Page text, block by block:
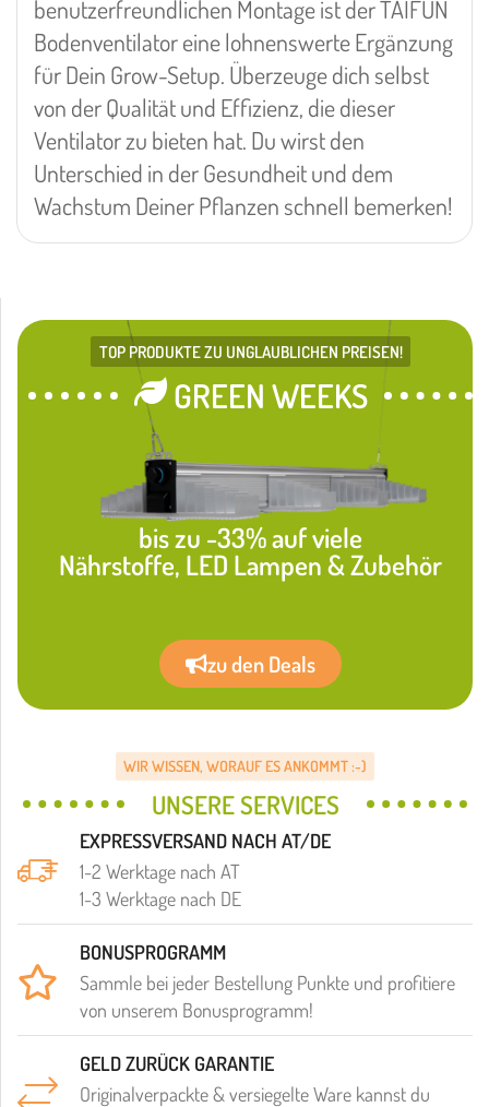
benutzerfreundlichen Montage ist der TAIFUN
Bodenventilator eine lohnenswerte Ergänzung
für Dein Grow-Setup. Überzeuge dich selbst
von der Qualität und Effizienz, die dieser
Ventilator zu bieten hat. Du wirst den
Unterschied in der Gesundheit und dem
Wachstum Deiner Pflanzen schnell bemerken!
TOP PRODUKTE ZU UNGLAUBLICHEN PREISEN!
GREEN WEEKS
bis zu -33% auf viele
Nährstoffe, LED Lampen & Zubehör
zu den Deals
WIR WISSEN, WORAUF ES ANKOMMT :-)
UNSERE SERVICES
EXPRESSVERSAND NACH AT/DE
1-2 Werktage nach AT
1-3 Werktage nach DE
BONUSPROGRAMM
Sammle bei jeder Bestellung Punkte und profitiere
von unserem Bonusprogramm!
GELD ZURÜCK GARANTIE
Originalverpackte & versiegelte Ware kannst du